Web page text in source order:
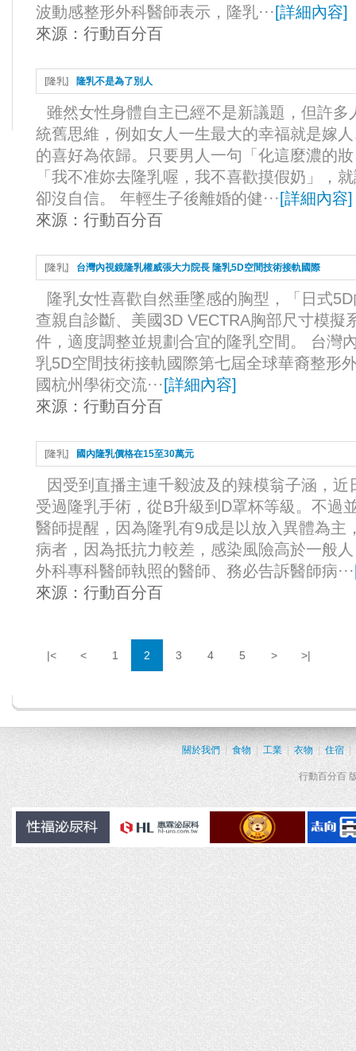
波動感整形外科醫師表示，隆乳··· [詳細內容]
來源： 行動百分百
[隆乳] 隆乳不是為了別人
雖然女性身體自主已經不是新議題，但許
統舊思維，例如女人一生最大的幸福就是嫁
的喜好為依歸。只要男人一句「化這麼濃的
「我不准妳去隆乳喔，我不喜歡摸假奶」，
卻沒自信。 年輕生子後離婚的健··· [詳細內容]
來源： 行動百分百
[隆乳] 台灣內視鏡隆乳權威張大力院長 隆乳5D空間技術接軌國際
隆乳女性喜歡自然垂墜感的胸型，「日式
查親自診斷、美國3D VECTRA胸部尺寸模擬
件，適度調整並規劃合宜的隆乳空間。 台灣
乳5D空間技術接軌國際第七屆全球華裔整形
國杭州學術交流··· [詳細內容]
來源： 行動百分百
[隆乳] 國內隆乳價格在15至30萬元
因受到直播主連千毅波及的辣模翁子涵，
受過隆乳手術，從B升級到D罩杯等級。不過
醫師提醒，因為隆乳有9成是以放入異體為主
病者，因為抵抗力較差，感染風險高於一般
外科專科醫師執照的醫師、務必告訴醫師病···
來源： 行動百分百
|< < 1 2 3 4 5 > >|
關於我們 食物 工業 | 衣物 住宿 |
行動百分百